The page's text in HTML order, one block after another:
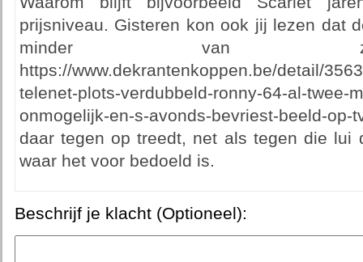
prijsniveau. Gisteren kon ook jij lezen dat
minder van zijn
https://www.dekrantenkoppen.be/detail/
telenet-plots-verdubbeld-ronny-64-al-twee-
onmogelijk-en-s-avonds-bevriest-beeld-
daar tegen op treedt, net als tegen die lui
waar het voor bedoeld is.
Beschrijf je klacht (Optioneel):